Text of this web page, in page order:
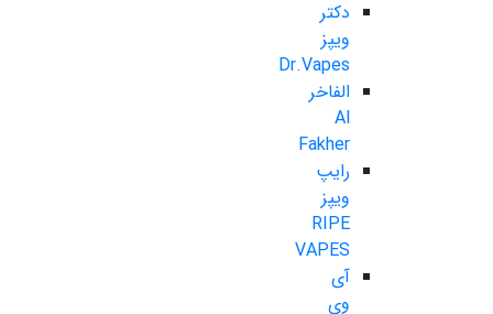
دکتر
ویپز
Dr.Vapes
الفاخر
Al
Fakher
رایپ
ویپز
RIPE
VAPES
آی
وی